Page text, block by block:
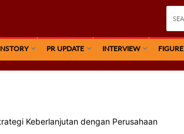
PR UPDATE INTERVIEW FIGURE
Keberlanjutan dengan Perusahaan